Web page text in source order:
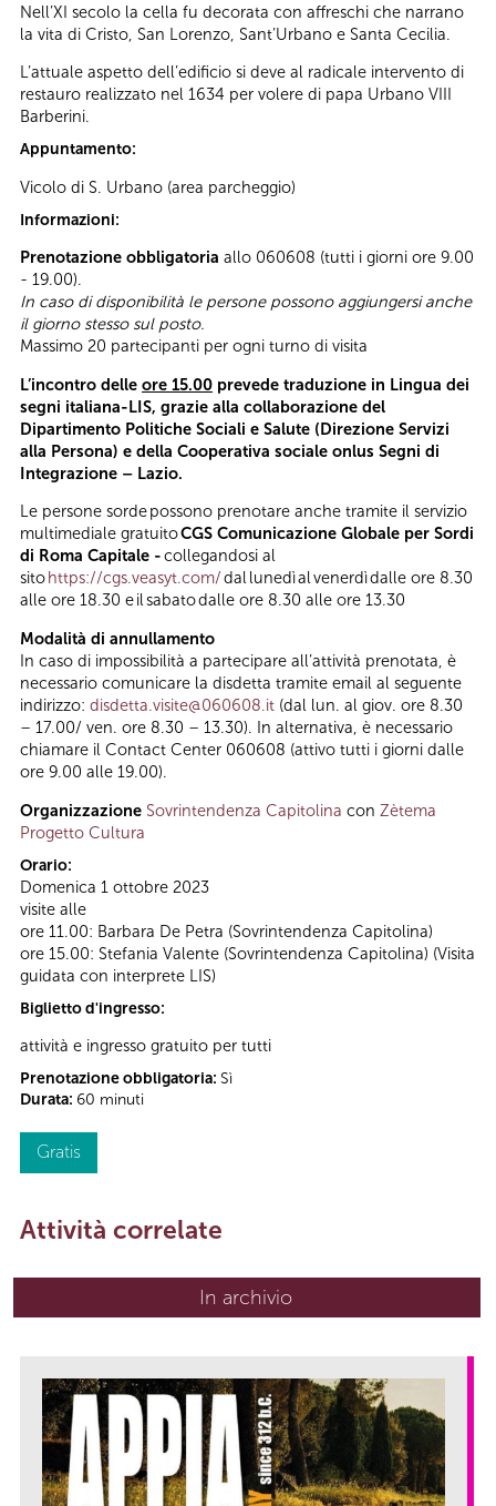
Nell’XI secolo la cella fu decorata con affreschi che narrano
la vita di Cristo, San Lorenzo, Sant’Urbano e Santa Cecilia.
L’attuale aspetto dell’edificio si deve al radicale intervento di
restauro realizzato nel 1634 per volere di papa Urbano VIII
Barberini.
Appuntamento:
Vicolo di S. Urbano (area parcheggio)
Informazioni:
Prenotazione obbligatoria allo 060608 (tutti i giorni ore 9.00
- 19.00).
In caso di disponibilità le persone possono aggiungersi anche
il giorno stesso sul posto.
Massimo 20 partecipanti per ogni turno di visita
L’incontro delle ore 15.00 prevede traduzione in Lingua dei
segni italiana-LIS, grazie alla collaborazione del
Dipartimento Politiche Sociali e Salute (Direzione Servizi
alla Persona) e della Cooperativa sociale onlus Segni di
Integrazione – Lazio.
Le persone sorde possono prenotare anche tramite il servizio
multimediale gratuitoCGS Comunicazione Globale per Sordi
di Roma Capitale -collegandosi al
sito https://cgs.veasyt.com/dal lunedì al venerdì dalle ore 8.30
alle ore 18.30 e il sabato dalle ore 8.30 alle ore 13.30
Modalità di annullamento
In caso di impossibilità a partecipare all’attività prenotata, è
necessario comunicare la disdetta tramite email al seguente
indirizzo: disdetta.visite@060608.it (dal lun. al giov. ore 8.30
– 17.00/ ven. ore 8.30 – 13.30). In alternativa, è necessario
chiamare il Contact Center 060608 (attivo tutti i giorni dalle
ore 9.00 alle 19.00).
Organizzazione Sovrintendenza Capitolina con Zètema
Progetto Cultura
Orario:
Domenica 1 ottobre 2023
visite alle
ore 11.00: Barbara De Petra (Sovrintendenza Capitolina)
ore 15.00: Stefania Valente (Sovrintendenza Capitolina) (Visita
guidata con interprete LIS)
Biglietto d'ingresso:
attività e ingresso gratuito per tutti
Prenotazione obbligatoria: Sì
Durata: 60 minuti
Gratis
Attività correlate
In archivio